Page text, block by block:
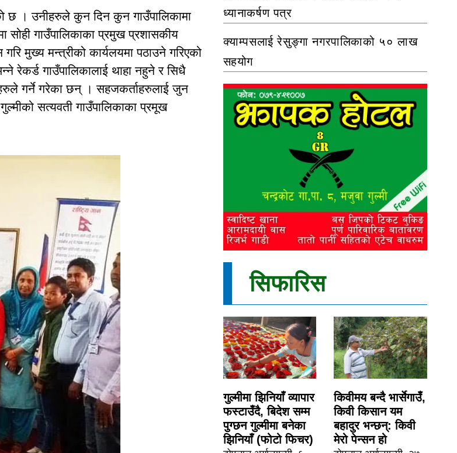
छ । उनीहरुले कुन दिन कुन गाउँपालिकामा
सोही गाउँपालिकाका प्रमुख प्रशासकीय
मुख्य मन्त्रीको कार्यलयमा पठाउने गरिएको
रेकर्ड गाउँपालिकालाई थाहा नहुने र सिधै
गर्ने गरेका छन् । सहजकर्ताहरुलाई जुन
सत्यवती गाउँपालिकाका प्रमूख
ध्यानाकर्षण पत्र
क्याम्पसलाई रेसुङ्गा नगरपालिकाको ५० लाख
सहयोग
सिफारिस
गुल्मीमा झिनियाँ व्यापार
फस्टाउँदै, बिदेश सम्म
पुग्छन गुल्मीमा बनेका
झिनियाँ (फोटो फिचर)
किवीमय बन्दै भार्सेगाउँ,
किवी किसान यम
बहादुर भन्छन्: किवी
मेरो पेन्सन हो